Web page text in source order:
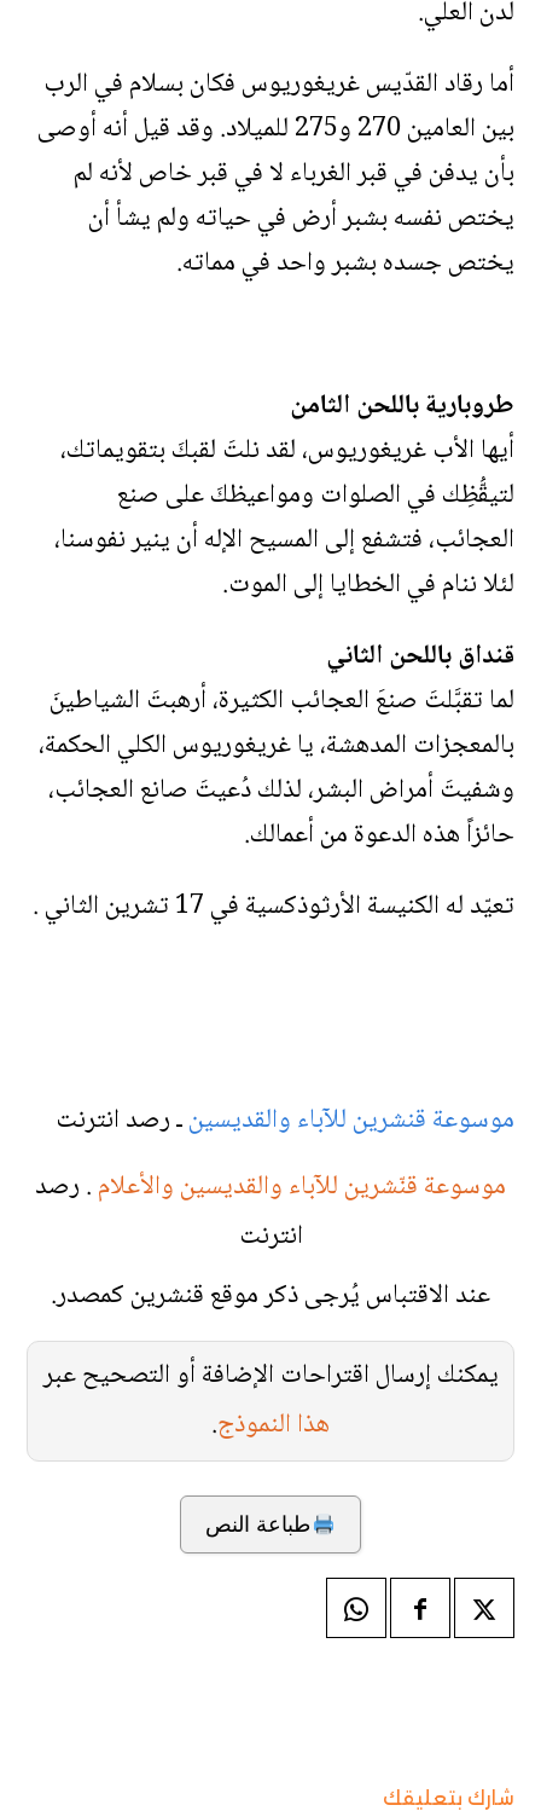
لدن العلي.
أما رقاد القدّيس غريغوريوس فكان بسلام في الرب
بين العامين 270 و275 للميلاد. وقد قيل أنه أوصى
بأن يدفن في قبر الغرباء لا في قبر خاص لأنه لم
يختص نفسه بشبر أرض في حياته ولم يشأ أن
يختص جسده بشبر واحد في مماته.
طروبارية باللحن الثامن
أيها الأب غريغوريوس، لقد نلتَ لقبكَ بتقويماتك،
لتيقُّظِك في الصلوات ومواعيظكَ على صنع
العجائب، فتشفع إلى المسيح الإله أن ينير نفوسنا،
لئلا ننام في الخطايا إلى الموت.
قنداق باللحن الثاني
لما تقبَّلتَ صنعَ العجائب الكثيرة، أرهبتَ الشياطينَ
بالمعجزات المدهشة، يا غريغوريوس الكلي الحكمة،
وشفيتَ أمراض البشر، لذلك دُعيتَ صانع العجائب،
حائزاً هذه الدعوة من أعمالك.
تعيّد له الكنيسة الأرثوذكسية في 17 تشرين الثاني .
موسوعة قنشرين للآباء والقديسينـ رصد انترنت
موسوعة قنّشرين للآباء والقديسين والأعلام. رصد
انترنت
عند الاقتباس يُرجى ذكر موقع قنشرين كمصدر.
يمكنك إرسال اقتراحات الإضافة أو التصحيح عبر
هذا النموذج.
طباعة النص
شارك بتعليقك